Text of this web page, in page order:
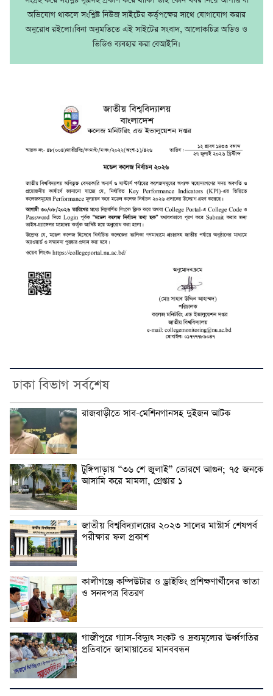
অভিযোগ থাকলে সংশ্লিষ্ট নিউজ সাইটের কর্তৃপক্ষের সাথে যোগাযোগ করার
অনুরোধ রইলো।বিনা অনুমতিতে এই সাইটের সংবাদ, আলোকচিত্র অডিও ও
ভিডিও ব্যবহার করা বেআইনি।
ঢাকা বিভাগ সর্বশেষ
রাজবাড়ীতে সাব-মেশিনগানসহ দুইজন আটক
টুঙ্গিপাড়ায় “৩৬ শে জুলাই” তোরণে আগুন; ৭৫ জনকে
আসামি করে মামলা, গ্রেপ্তার ১
জাতীয় বিশ্ববিদ্যালয়ের ২০২৩ সালের মাস্টার্স শেষপর্ব
পরীক্ষার ফল প্রকাশ
কালীগঞ্জে কম্পিউটার ও ড্রাইভিং প্রশিক্ষণার্থীদের ভাতা
ও সনদপত্র বিতরণ
গাজীপুরে গ্যাস-বিদ্যুৎ সংকট ও দ্রব্যমূল্যের ঊর্ধ্বগতির
প্রতিবাদে জামায়াতের মানববন্ধন